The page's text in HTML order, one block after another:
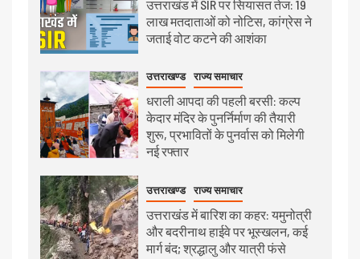
उत्तराखंड में SIR पर सियासत तेज: 19
लाख मतदाताओं को नोटिस, कांग्रेस ने
जताई वोट कटने की आशंका
उत्तराखण्ड राज्य समाचार
धराली आपदा की पहली बरसी: कल्प
केदार मंदिर के पुनर्निर्माण की तैयारी
शुरू, प्रभावितों के पुनर्वास को मिलेगी
नई रफ्तार
उत्तराखण्ड राज्य समाचार
उत्तराखंड में बारिश का कहर: यमुनोत्री
और बदरीनाथ हाईवे पर भूस्खलन, कई
मार्ग बंद; श्रद्धालु और यात्री फंसे